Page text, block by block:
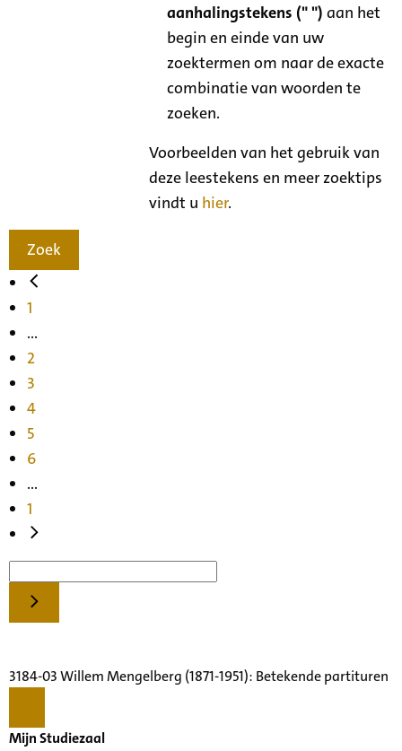
aanhalingstekens (" ") aan het
begin en einde van uw
zoektermen om naar de exacte
combinatie van woorden te
zoeken.
Voorbeelden van het gebruik van
deze leestekens en meer zoektips
vindt u hier.
Zoek
1
...
2
3
4
5
6
...
1
3184-03 Willem Mengelberg (1871-1951): Betekende partituren
Mijn Studiezaal